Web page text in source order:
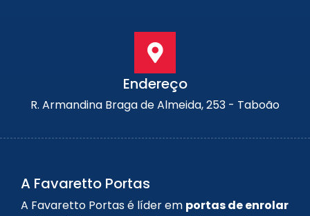
Endereço
R. Armandina Braga de Almeida, 253 - Taboão
A Favaretto Portas
A Favaretto Portas é líder em portas de enrolar